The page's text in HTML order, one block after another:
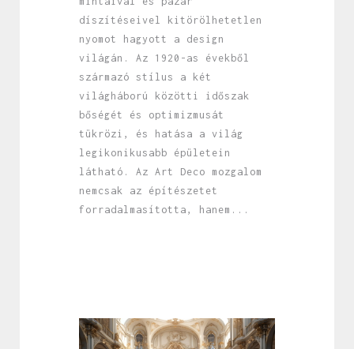
díszítéseivel kitörölhetetlen
nyomot hagyott a design
világán. Az 1920-as évekből
származó stílus a két
világháború közötti időszak
bőségét és optimizmusát
tükrözi, és hatása a világ
legikonikusabb épületein
látható. Az Art Deco mozgalom
nemcsak az építészetet
forradalmasította, hanem...